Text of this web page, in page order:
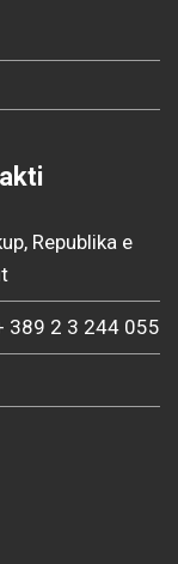
Republika e
389 2 3 244 055